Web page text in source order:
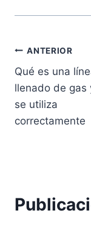
de
entradas
ANTERIOR
Qué es una
llenado de gas
se utiliza
correctamente